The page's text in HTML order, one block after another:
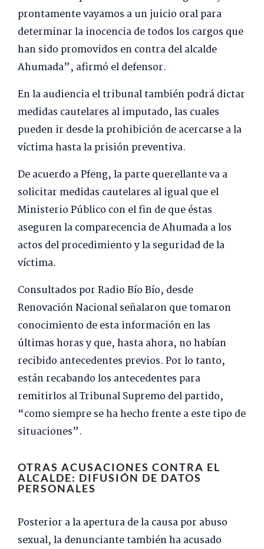
prontamente vayamos a un juicio oral para
determinar la inocencia de todos los cargos que
han sido promovidos en contra del alcalde
Ahumada”, afirmó el defensor.
En la audiencia el tribunal también podrá dictar
medidas cautelares al imputado, las cuales
pueden ir desde la prohibición de acercarse a la
víctima hasta la prisión preventiva.
De acuerdo a Pfeng, la parte querellante va a
solicitar medidas cautelares al igual que el
Ministerio Público con el fin de que éstas
aseguren la comparecencia de Ahumada a los
actos del procedimiento y la seguridad de la
víctima.
Consultados por Radio Bío Bío, desde
Renovación Nacional señalaron que tomaron
conocimiento de esta información en las
últimas horas y que, hasta ahora, no habían
recibido antecedentes previos. Por lo tanto,
están recabando los antecedentes para
remitirlos al Tribunal Supremo del partido,
“como siempre se ha hecho frente a este tipo de
situaciones”.
OTRAS ACUSACIONES CONTRA EL
ALCALDE: DIFUSIÓN DE DATOS
PERSONALES
Posterior a la apertura de la causa por abuso
sexual, la denunciante también ha acusado